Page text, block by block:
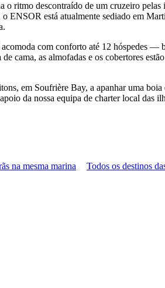
ritmo descontraído de um cruzeiro
ENSOR está atualmente sediado em
com conforto até 12 hóspedes
cama, as almofadas e os cobertores
em Soufrière Bay, a apanhar uma
da nossa equipa de charter local das
na mesma marina Todos os destinos